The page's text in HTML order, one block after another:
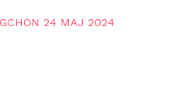
24 MAJ 2024